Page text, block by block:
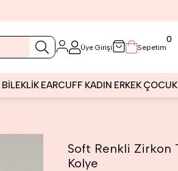
Üye Girişi Sepetim
0
BİLEKLİK EARCUFF KADIN ERKEK ÇOCUK
Soft Renkli Zirkon
Kolye